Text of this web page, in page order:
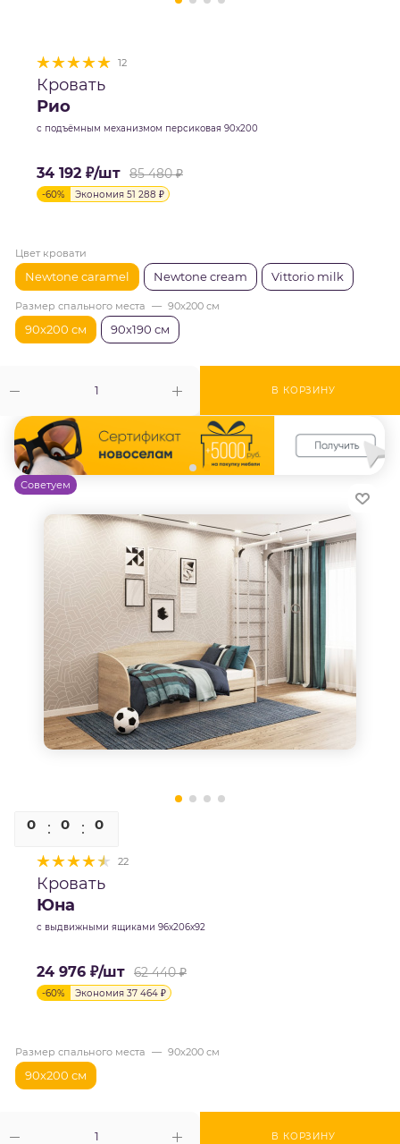
12
Кровать
Рио
с подъёмным механизмом персиковая 90х200
34 192 ₽/шт 85 480₽
-60% Экономия 51 288 ₽
В КОРЗИНУ
Цвет кровати
Newtone caramel Newtone cream Vittorio milk
Размер спального места — 90х200 см
90х200 см 90х190 см
Советуем
0 0 0
22
Кровать
Юна
с выдвижными ящиками 96х206х92
24 976 ₽/шт 62 440₽
-60% Экономия 37 464 ₽
В КОРЗИНУ
Размер спального места — 90х200 см
90х200 см